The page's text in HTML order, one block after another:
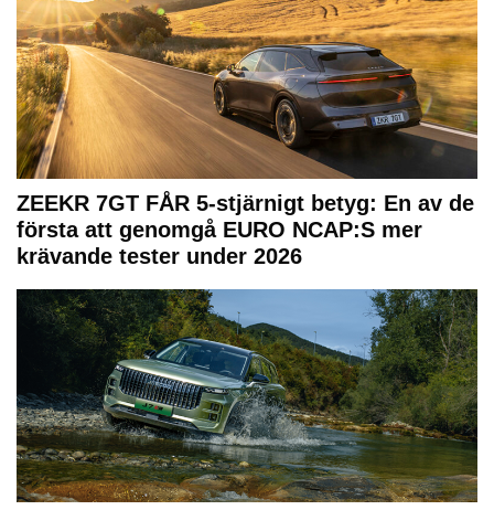
ZEEKR 7GT FÅR 5-stjärnigt betyg: En av de
första att genomgå EURO NCAP:S mer
krävande tester under 2026